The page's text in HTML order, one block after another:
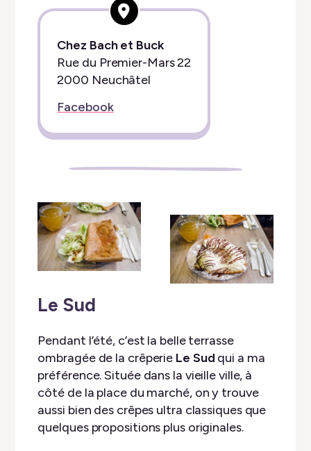
Chez Bach et Buck
Rue du Premier-Mars 22
2000 Neuchâtel
Facebook
Le Sud
Pendant l’été, c’est la belle terrasse
ombragée de la crêperie Le Sud qui a ma
préférence. Située dans la vieille ville, à
côté de la place du marché, on y trouve
aussi bien des crêpes ultra classiques que
quelques propositions plus originales.